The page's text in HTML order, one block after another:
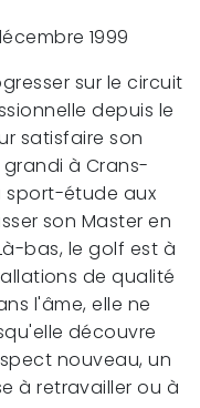
1999
sur le circuit
depuis le
satisfaire son
à Crans-
sport-étude aux
son Master en
bas, le golf est à
de qualité
l'âme, elle ne
découvre
nouveau, un
à retravailler ou à